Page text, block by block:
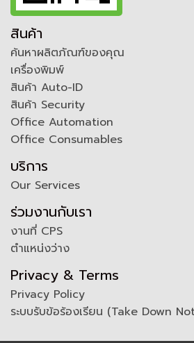
สินค้า
ค้นหาผลิตภัณฑ์ของคุณ
เครื่องพิมพ์
สินค้า Auto-ID
สินค้า Security
Office Automation
Office Consumables
บริการ
Our Services
ร่วมงานกับเรา
งานที่ CPS
ตำแหน่งว่าง
Privacy & Terms
Privacy Policy
ระบบรับข้อร้องเรียน (Take Down